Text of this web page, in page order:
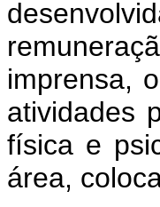
imprensa,
atividades
física e
área,